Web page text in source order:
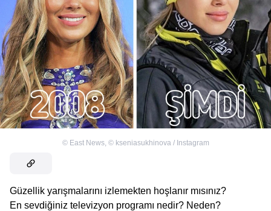
© East News, © kseniasukhinova / Instagram
Güzellik yarışmalarını izlemekten hoşlanır mısınız?
En sevdiğiniz televizyon programı nedir? Neden?